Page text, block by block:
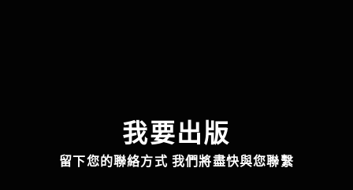
我要出版
留下您的聯絡方式 我們將盡快與您聯繫